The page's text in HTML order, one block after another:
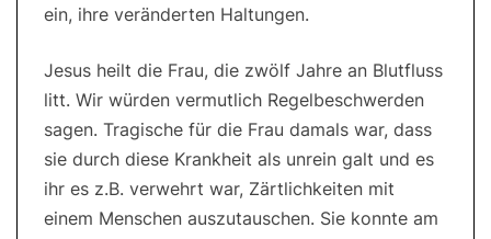
ein, ihre veränderten Haltungen.
Jesus heilt die Frau, die zwölf Jahre an Blutfluss
litt. Wir würden vermutlich Regelbeschwerden
sagen. Tragische für die Frau damals war, dass
sie durch diese Krankheit als unrein galt und es
ihr es z.B. verwehrt war, Zärtlichkeiten mit
einem Menschen auszutauschen. Sie konnte am